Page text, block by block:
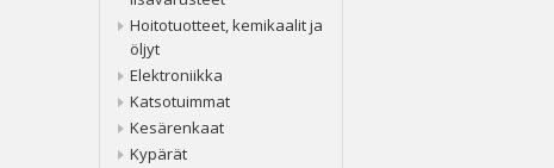
Hoitotuotteet, kemikaalit ja
öljyt
Elektroniikka
Katsotuimmat
Kesärenkaat
Kypärät